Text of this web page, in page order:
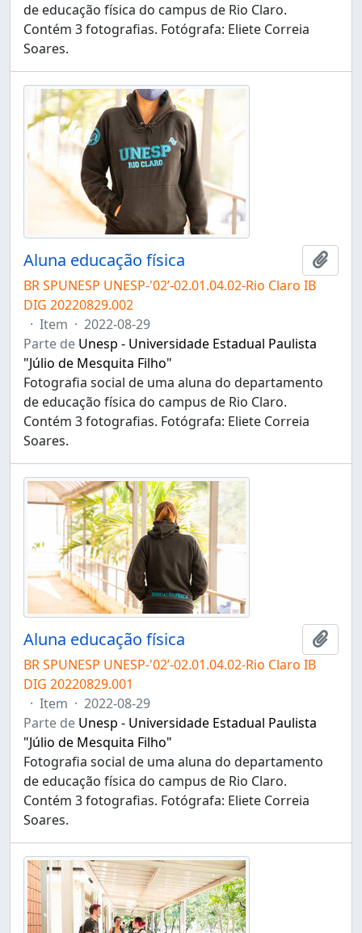
de educação física do campus de Rio Claro.
Contém 3 fotografias. Fotógrafa: Eliete Correia
Soares.
Aluna educação física
BR SPUNESP UNESP-'02’-02.01.04.02-Rio Claro IB
DIG 20220829.002
· Item · 2022-08-29
Parte de Unesp - Universidade Estadual Paulista
"Júlio de Mesquita Filho"
Fotografia social de uma aluna do departamento
de educação física do campus de Rio Claro.
Contém 3 fotografias. Fotógrafa: Eliete Correia
Soares.
Aluna educação física
BR SPUNESP UNESP-'02’-02.01.04.02-Rio Claro IB
DIG 20220829.001
· Item · 2022-08-29
Parte de Unesp - Universidade Estadual Paulista
"Júlio de Mesquita Filho"
Fotografia social de uma aluna do departamento
de educação física do campus de Rio Claro.
Contém 3 fotografias. Fotógrafa: Eliete Correia
Soares.